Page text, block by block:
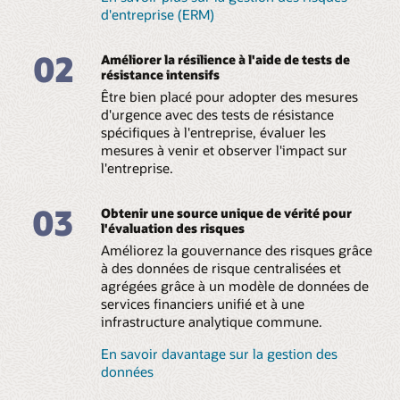
de serre (GES) en
déclaration du
protocole GES pour
toutes les classifications
de déclaration pour les
catégories de portée 1, 2
et 3 et d'émissions, y
compris les carburants,
les transports détenus,
les déplacements des
investissements.
Calculez et divulguez en
toute confiance les
numéros d'émission de
votre portefeuille en
fonction des lignes
directrices du
comptabilité carbone
(PCAF) pour le
financement, la
dans les opérations et
les collatéraux détenus.
Accédez à plus de 100
informations, analyses
et visualisations
prédéfinies et
l'International
Sustainability Standards
Board (ISSB), le Task
Force on Climate-
Related Financial
Disclosures (TCFD),
l'European
Sustainability Reporting
Standard (ESRS) du
European Financial
Reporting Advisory
d'entreprise (ERM)
02
Améliorer la résilience à l'aide de tests de
résistance intensifs
Être bien placé pour adopter des mesures
d'urgence avec des tests de résistance
spécifiques à l'entreprise, évaluer les
mesures à venir et observer l'impact sur
l'entreprise.
03
Obtenir une source unique de vérité pour
l'évaluation des risques
Améliorez la gouvernance des risques grâce
à des données de risque centralisées et
agrégées grâce à un modèle de données de
services financiers unifié et à une
infrastructure analytique commune.
En savoir davantage sur la gestion des
données